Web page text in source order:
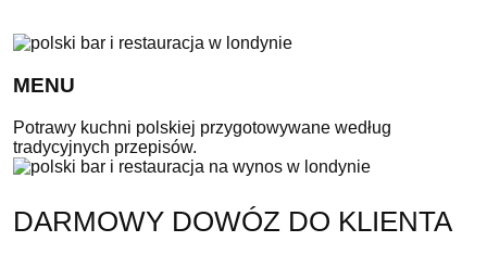
MENU
Potrawy kuchni polskiej przygotowywane według
tradycyjnych przepisów.
DARMOWY DOWÓZ DO KLIENTA